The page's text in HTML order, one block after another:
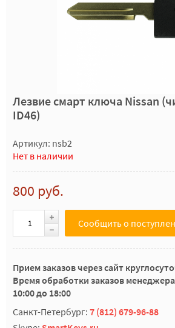
Лезвие смарт ключа Nissan
ID46)
Артикул: nsb2
Нет в наличии
800 руб.
Сообщить о
Прием заказов через сайт
Время обработки заказов
10:00 до 18:00
Санкт-Петербург: 7 (812) 679-96-88